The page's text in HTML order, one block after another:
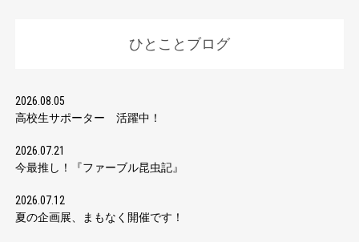
ひとことブログ
2026.08.05
高校生サポーター 活躍中！
2026.07.21
今最推し！『ファーブル昆虫記』
2026.07.12
夏の企画展、まもなく開催です！